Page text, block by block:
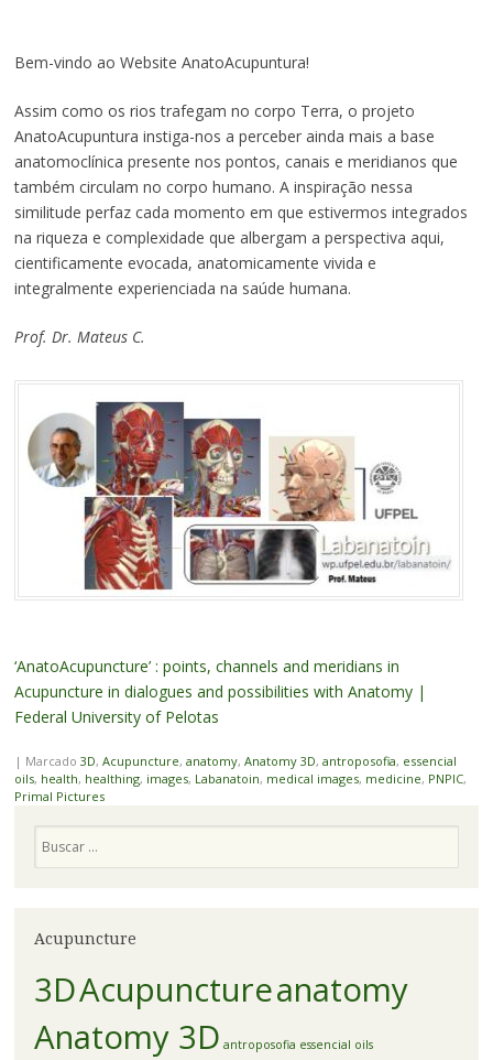
Bem-vindo ao Website AnatoAcupuntura!
Assim como os rios trafegam no corpo Terra, o projeto
AnatoAcupuntura instiga-nos a perceber ainda mais a base
anatomoclínica presente nos pontos, canais e meridianos que
também circulam no corpo humano. A inspiração nessa
similitude perfaz cada momento em que estivermos integrados
na riqueza e complexidade que albergam a perspectiva aqui,
cientificamente evocada, anatomicamente vivida e
integralmente experienciada na saúde humana.
Prof. Dr. Mateus C.
‘AnatoAcupuncture’ : points, channels and meridians in
Acupuncture in dialogues and possibilities with Anatomy |
Federal University of Pelotas
| Marcado 3D, Acupuncture, anatomy, Anatomy 3D, antroposofia, essencial
oils, health, healthing, images, Labanatoin, medical images, medicine, PNPIC,
Primal Pictures
Acupuncture
3DAcupunctureanatomy
Anatomy 3D antroposofia essencial oils